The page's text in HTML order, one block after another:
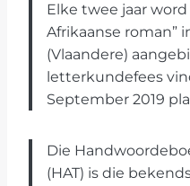
Elke twee jaar word
Afrikaanse roman”
(Vlaandere)
letterkundefees
September 2019
Die
(HAT) is die